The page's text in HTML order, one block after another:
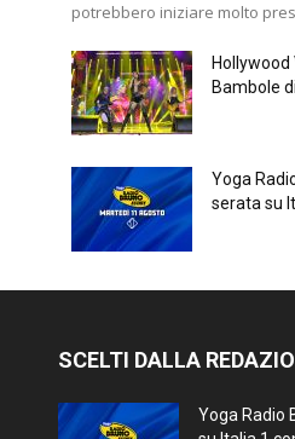
potrebbero iniziare molto
Hollywood
Bambole
Yoga
serata su
SCELTI DALLA
Yoga Radio